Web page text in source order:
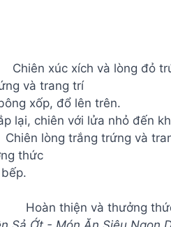
Chiên xúc xích và lòng đỏ
và trang trí
xốp, đổ lên trên.
lại, chiên với lửa nhỏ đến
Chiên lòng trắng trứng và
thức
Hoàn thiện và thưởng